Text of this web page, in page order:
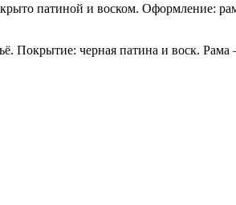
патиной и воском. Оформление:
Покрытие: черная патина и воск. Рама